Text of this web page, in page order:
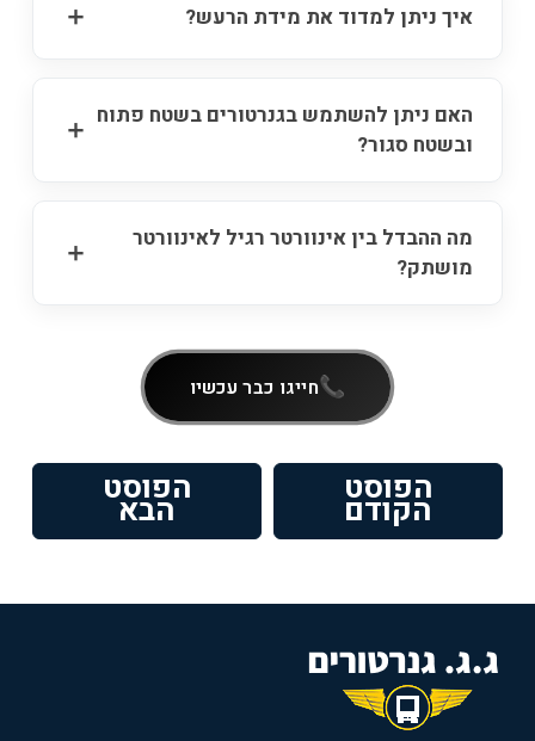
איך ניתן למדוד את מידת הרעש?
האם ניתן להשתמש בגנרטורים בשטח פתוח
ובשטח סגור?
מה ההבדל בין אינוורטר רגיל לאינוורטר
מושתק?
חייגו כבר עכשיו
ניווט הפוסט
הקודםקודם:
הפוסט
הבאהפוסט
הבא: